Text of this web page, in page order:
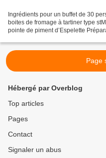
Ingrédients pour un buffet de 30
boites de fromage à tartiner type
pointe de piment d’Espelette
Page
Hébergé par Overblog
Top articles
Pages
Contact
Signaler un abus